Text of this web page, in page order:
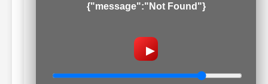
{"message":"Not Found"}
▶